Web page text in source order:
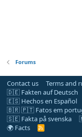
Forums
Contact us Terms and
🇩🇪 Fakten auf Deutsch
🇪🇸 Hechos en Español
🇧🇷 🇵🇹 Fatos em
🇸🇪 Fakta på svenska
🌍 Facts
R